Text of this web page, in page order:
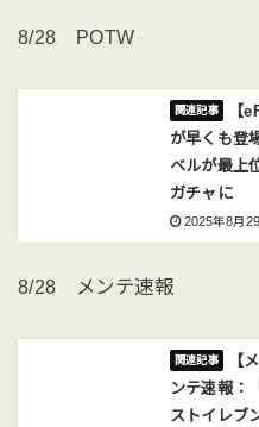
8/28 POTW
【
が早くも登
ベルが最上
ガチャに
2025年8月
8/28 メンテ速報
【
ンテ速報：
ストイレブ